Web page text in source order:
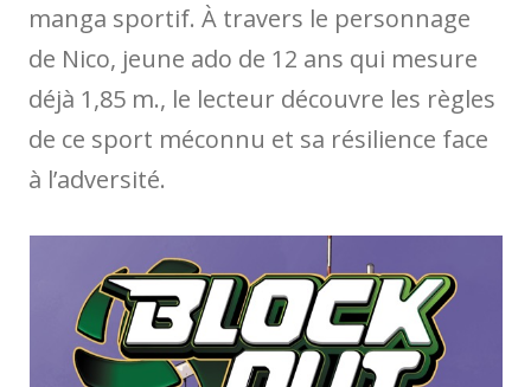
manga sportif. À travers le personnage
de Nico, jeune ado de 12 ans qui mesure
déjà 1,85 m., le lecteur découvre les règles
de ce sport méconnu et sa résilience face
à l’adversité.